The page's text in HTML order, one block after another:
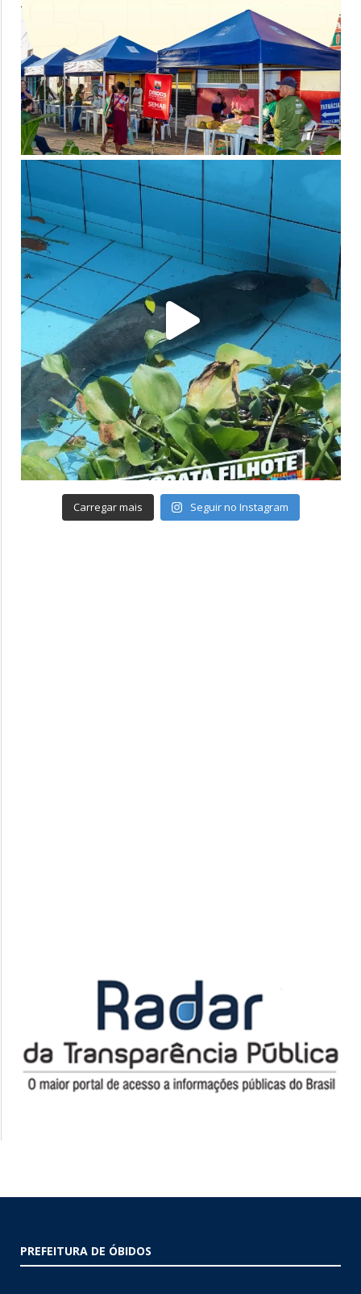
Carregar mais Seguir no Instagram
PREFEITURA DE ÓBIDOS